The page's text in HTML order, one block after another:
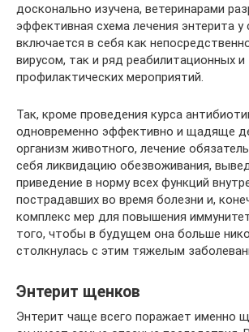
досконально изучена, ветеринарами
эффективная схема лечения энтерита у
включается в себя как
вирусом, так и ряд реабилитационных и
профилактических мероприятий.
Так, кроме проведения курса
одновременно эффективно и щадяще
организм животного, лечение
себя ликвидацию обезвоживания,
приведение в норму всех функций
пострадавших во время болезни и,
комплекс мер для повышения
того, чтобы в будущем она больше
столкнулась с этим тяжелым
Энтерит щенков
Энтерит чаще всего поражает именно